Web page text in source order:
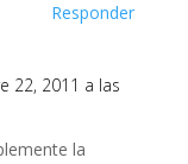
Responder
22, 2011 a las
la